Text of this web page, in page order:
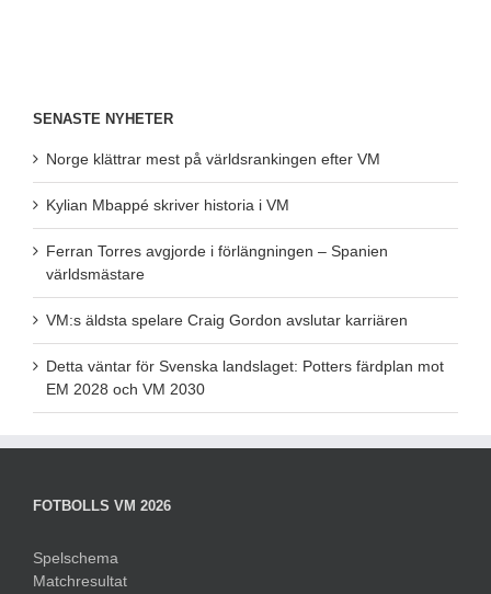
SENASTE NYHETER
Norge klättrar mest på världsrankingen efter VM
Kylian Mbappé skriver historia i VM
Ferran Torres avgjorde i förlängningen – Spanien
världsmästare
VM:s äldsta spelare Craig Gordon avslutar karriären
Detta väntar för Svenska landslaget: Potters färdplan mot
EM 2028 och VM 2030
FOTBOLLS VM 2026
Spelschema
Matchresultat